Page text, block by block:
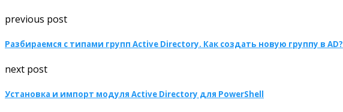
previous post
Разбираемся с типами групп Active Directory. Как создать новую группу в AD?
next post
Установка и импорт модуля Active Directory для PowerShell